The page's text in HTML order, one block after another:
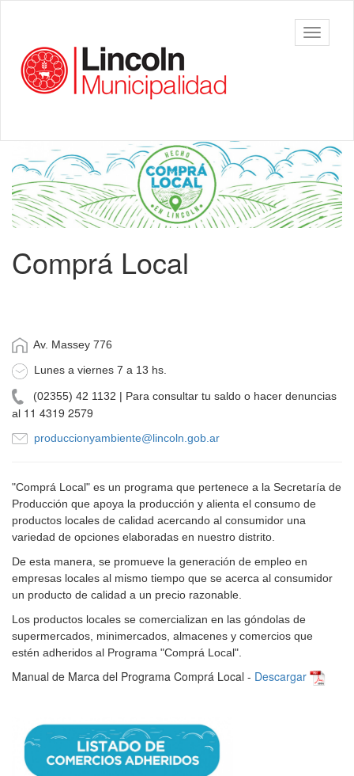
principalde Lincoln
barra
Contenido
principal
Comprá Local
Av. Massey 776
Lunes a viernes 7 a 13 hs.
(02355) 42 1132 | Para consultar tu saldo o hacer denuncias
al 11 4319 2579
produccionyambiente@lincoln.gob.ar
"Comprá Local" es un programa que pertenece a la Secretaría de
Producción que apoya la producción y alienta el consumo de
productos locales de calidad acercando al consumidor una
variedad de opciones elaboradas en nuestro distrito.
De esta manera, se promueve la generación de empleo en
empresas locales al mismo tiempo que se acerca al consumidor
un producto de calidad a un precio razonable.
Los productos locales se comercializan en las góndolas de
supermercados, minimercados, almacenes y comercios que
estén adheridos al Programa "Comprá Local".
Manual de Marca del Programa Comprá Local - Descargar